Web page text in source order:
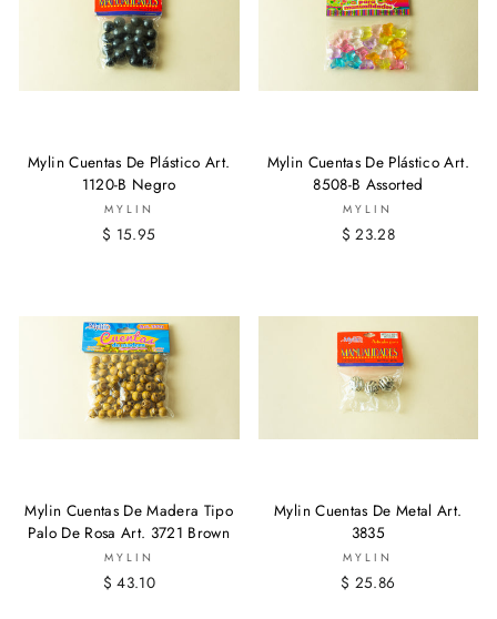
Mylin Cuentas De Plástico Art.
1120-B Negro
MYLIN
$ 15.95
Mylin Cuentas De Plástico Art.
8508-B Assorted
MYLIN
$ 23.28
Mylin Cuentas De Madera Tipo
Palo De Rosa Art. 3721 Brown
MYLIN
$ 43.10
Mylin Cuentas De Metal Art.
3835
MYLIN
$ 25.86